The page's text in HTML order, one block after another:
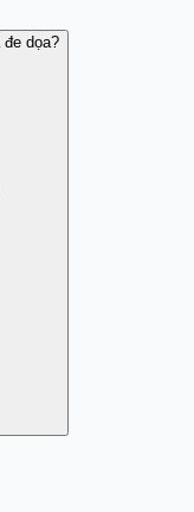
chủ yếu được
bạn không có
cấp thông tin
dọa?
viên từ